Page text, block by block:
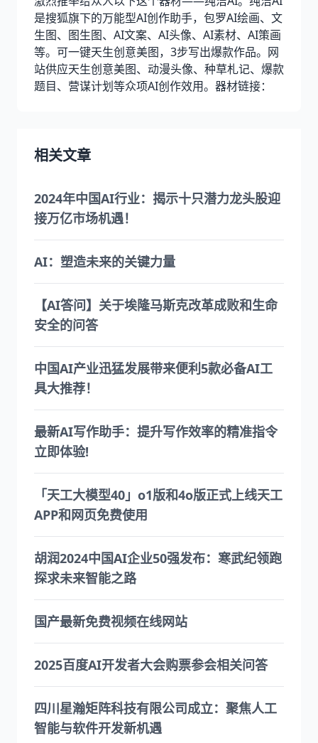
是搜狐旗下的万能型AI创作助手，包罗AI绘画、文
生图、图生图、AI文案、AI头像、AI素材、AI策画
等。可一键天生创意美图，3步写出爆款作品。网
站供应天生创意美图、动漫头像、种草札记、爆款
题目、营谋计划等众项AI创作效用。器材链接：
相关文章
2024年中国AI行业：揭示十只潜力龙头股迎
接万亿市场机遇！
AI：塑造未来的关键力量
【AI答问】关于埃隆马斯克改革成败和生命
安全的问答
中国AI产业迅猛发展带来便利5款必备AI工
具大推荐！
最新AI写作助手：提升写作效率的精准指令
立即体验!
「天工大模型40」o1版和4o版正式上线天工
APP和网页免费使用
胡润2024中国AI企业50强发布：寒武纪领跑
探求未来智能之路
国产最新免费视频在线网站
2025百度AI开发者大会购票参会相关问答
四川星瀚矩阵科技有限公司成立：聚焦人工
智能与软件开发新机遇